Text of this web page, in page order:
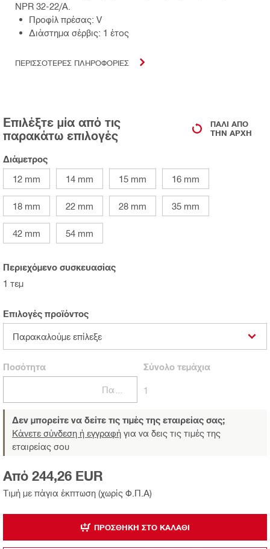
NPR 32-22/A.
Προφίλ πρέσας: V
Διάστημα σέρβις: 1 έτος
ΠΕΡΙΣΣΟΤΕΡΕΣ ΠΛΗΡΟΦΟΡΙΕΣ
Επιλέξτε μία από τις
παρακάτω επιλογές
ΠΆΛΙ ΑΠΌ
ΤΗΝ ΑΡΧΉ
Διάμετρος
12 mm
14 mm 15 mm 16 mm
18 mm 22 mm 28 mm 35 mm
42 mm 54 mm
Περιεχόμενο συσκευασίας
1 τεμ
Επιλογές προϊόντος
Παρακαλούμε επίλεξε
Ποσότητα Σύνολοτεμάχια
1
Δεν μπορείτε να δείτε τις τιμές της εταιρείας σας;
Κάνετε σύνδεση ή εγγραφή για να δεις τις τιμές της
εταιρείας σου
Τιμή με πάγια έκπτωση (χωρίς Φ.Π.Α)
Από 244,26 EUR
ΠΡΟΣΘΉΚΗ ΣΤΟ ΚΑΛΆΘΙ